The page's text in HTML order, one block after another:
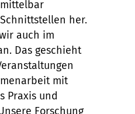
her.
auch im
Das geschieht
mit
Praxis und
Forschung